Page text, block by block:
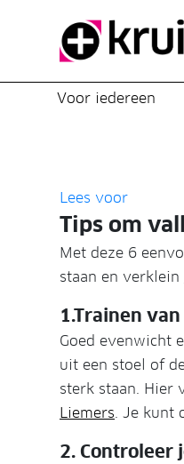
Direct door naar
Voor iedereen
Lees voor
Tips om
Met deze 6
staan en
1.Trainen
Goed evenwicht
uit een stoel of
sterk staan. Hier
Liemers. Je kunt
2. Controleer